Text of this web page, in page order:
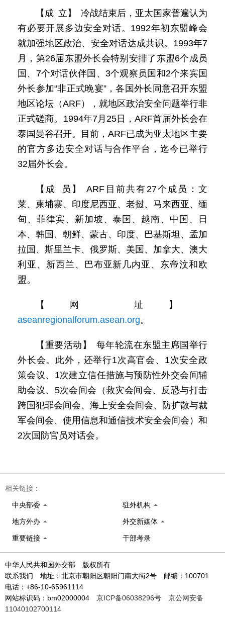
【成 立】 冷战结束后，亚太国家普遍认为
有必要开展多边安全对话。1992年初东盟峰会
就加强地区政治、安全对话达成共识。1993年7
月，第26届东盟外长会特别安排了东盟6个成员
国、7个对话伙伴国、3个观察员国和2个来宾国
外长参加“非正式晚宴”，各国外长同意召开东盟
地区论坛（ARF），就地区政治安全问题举行非
正式磋商。1994年7月25日，ARF首届外长会在
泰国曼谷召开。目前，ARF已成为亚太地区主要
的官方多边安全对话与合作平台，迄今已举行
32届外长会。
【成 员】 ARF目前共有27个成员：文
莱、柬埔寨、印度尼西亚、老挝、马来西亚、缅
甸、菲律宾、新加坡、泰国、越南、中国、日
本、韩国、朝鲜、蒙古、印度、巴基斯坦、孟加
拉国、斯里兰卡、俄罗斯、美国、加拿大、澳大
利亚、新西兰、巴布亚新几内亚、东帝汶和欧
盟。
【网 址】
aseanregionalforum.asean.org。
【重要活动】 每年轮流在东盟主席国举行
外长会。此外，还举行1次高官会、1次安全政
策会议、1次建立信任措施与预防性外交会间辅
助会议、5次会间会（救灾会间会、反恐与打击
跨国犯罪会间会、海上安全会间会、防扩散与裁
军会间会、使用信息和通信技术安全会间会）和
2次国防官员对话会。
相关链接：
中央部委 驻外机构
地方外办 外交新媒体
重要链接 干部考录
中华人民共和国外交部 版权所有
联系我们 地址：北京市朝阳区朝阳门南大街2号 邮编：100701
电话：+86-10-65961114
网站标识码：bm02000004 京ICP备06038296号
京公网安备
11040102700114